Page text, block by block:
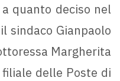
quanto deciso nel
sindaco Gianpaolo
Margherita
delle Poste di